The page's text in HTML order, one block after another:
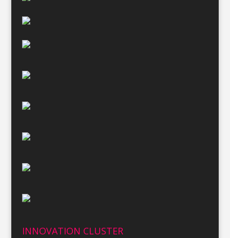
INNOVATION CLUSTER